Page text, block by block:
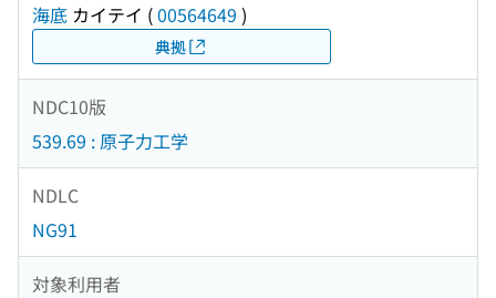
海底 カイテイ (00564649 )
典拠
NDC10版
539.69 : 原子力工学
NDLC
NG91
対象利用者